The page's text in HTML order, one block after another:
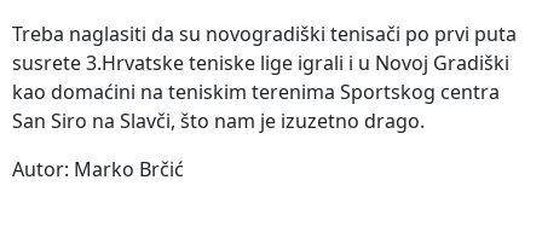
Treba naglasiti da su novogradiški tenisači po prvi puta
susrete 3.Hrvatske teniske lige igrali i u Novoj Gradiški
kao domaćini na teniskim terenima Sportskog centra
San Siro na Slavči, što nam je izuzetno drago.
Autor: Marko Brčić